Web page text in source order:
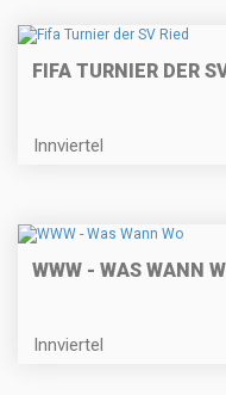
FIFA TURNIER DER
Innviertel
WWW - WAS WANN
Innviertel